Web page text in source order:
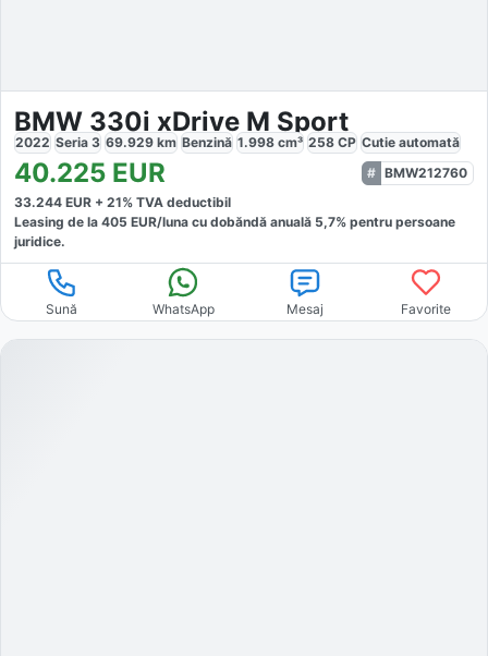
BMW 330i xDrive M Sport
2022 Seria 3 69.929 km Benzină 1.998 cm³ 258 CP Cutie automată
40.225 EUR
BMW212760
33.244 EUR + 21% TVA deductibil
Leasing de la 405 EUR/luna cu dobăndă anuală 5,7% pentru persoane
juridice.
Sună WhatsApp Mesaj Favorite